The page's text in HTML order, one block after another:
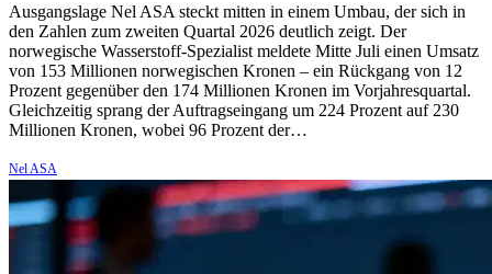
Ausgangslage Nel ASA steckt mitten in einem Umbau, der sich in
den Zahlen zum zweiten Quartal 2026 deutlich zeigt. Der
norwegische Wasserstoff-Spezialist meldete Mitte Juli einen Umsatz
von 153 Millionen norwegischen Kronen – ein Rückgang von 12
Prozent gegenüber den 174 Millionen Kronen im Vorjahresquartal.
Gleichzeitig sprang der Auftragseingang um 224 Prozent auf 230
Millionen Kronen, wobei 96 Prozent der…
Nel ASA